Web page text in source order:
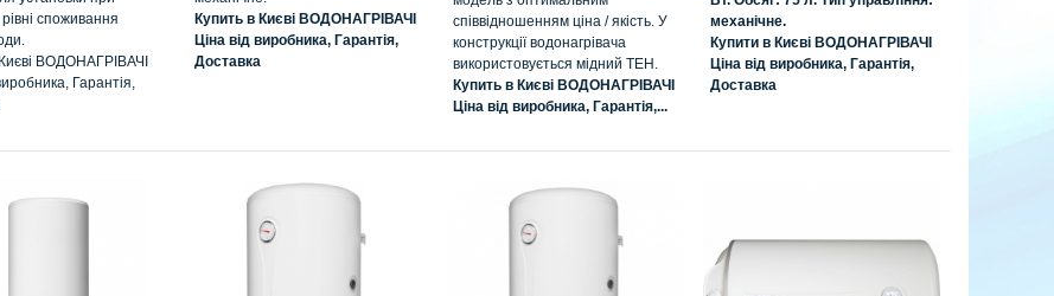
споживання
ВОДОНАГРІВАЧІ
Гарантія,
Купить в Києві ВОДОНАГРІВАЧІ
Ціна від виробника, Гарантія,
Доставка
співвідношенням ціна / якість. У
конструкції водонагрівача
використовується мідний ТЕН.
Купить в Києві ВОДОНАГРІВАЧІ
Ціна від виробника, Гарантія,...
механічне.
Купити в Києві ВОДОНАГРІВАЧІ
Ціна від виробника, Гарантія,
Доставка